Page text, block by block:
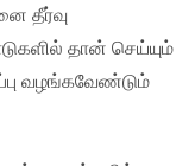
தீர்வு
தான் செய்யும்
வழங்கவேண்டும்